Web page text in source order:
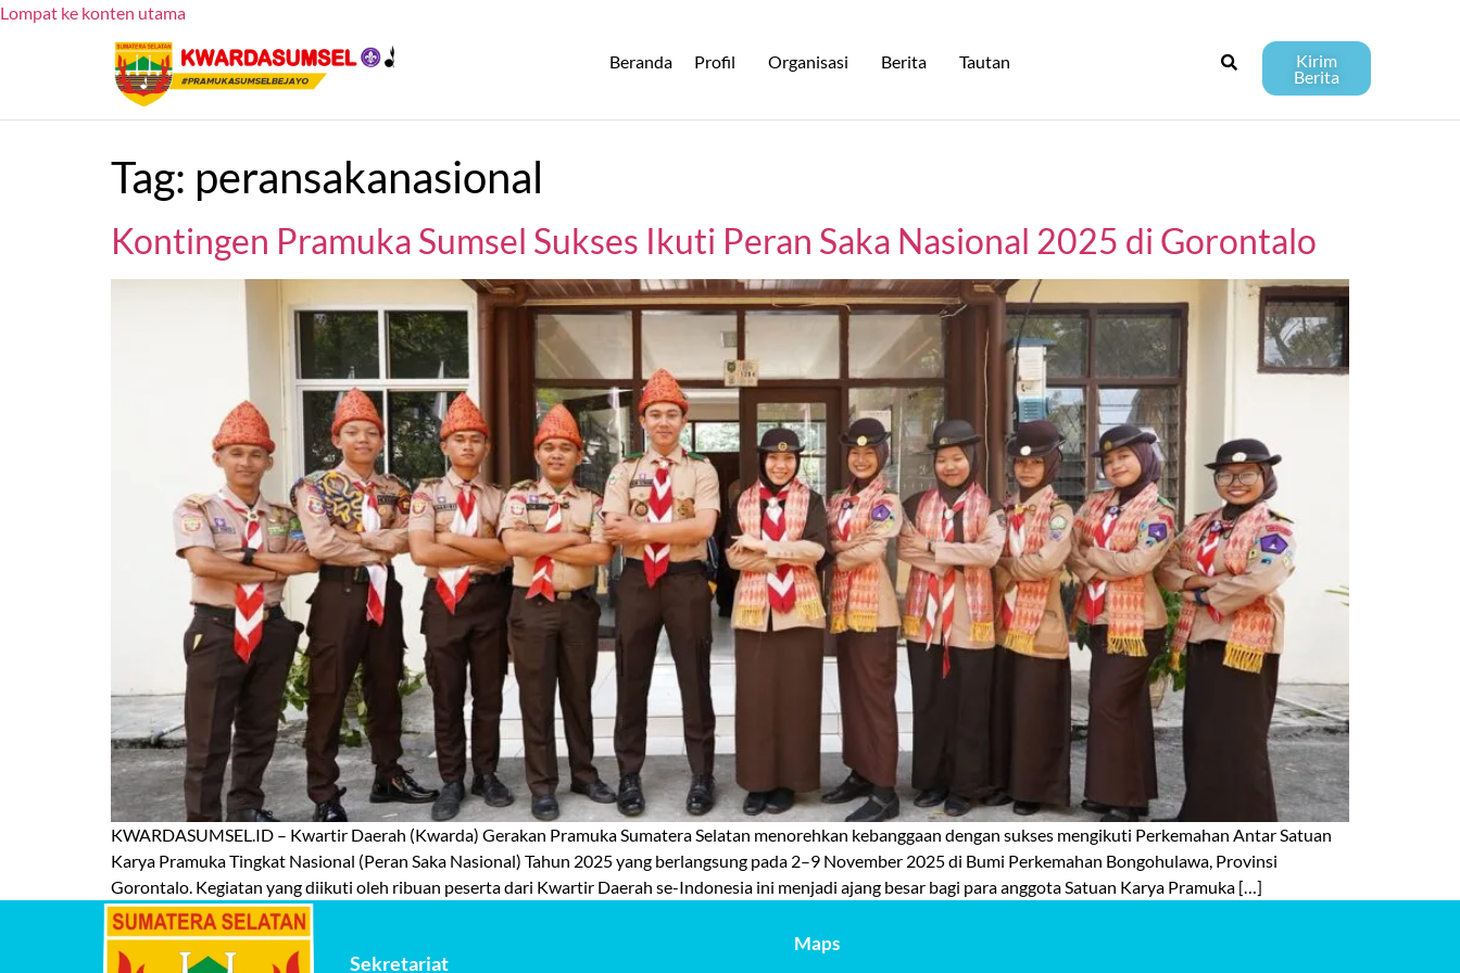
Lompat ke konten utama
Beranda Profil Organisasi Berita Tautan Kirim
Berita
Tag: peransakanasional
Kontingen Pramuka Sumsel Sukses Ikuti Peran Saka Nasional 2025 di Gorontalo
KWARDASUMSEL.ID – Kwartir Daerah (Kwarda) Gerakan Pramuka Sumatera Selatan menorehkan kebanggaan dengan sukses mengikuti Perkemahan Antar Satuan
Karya Pramuka Tingkat Nasional (Peran Saka Nasional) Tahun 2025 yang berlangsung pada 2–9 November 2025 di Bumi Perkemahan Bongohulawa, Provinsi
Gorontalo. Kegiatan yang diikuti oleh ribuan peserta dari Kwartir Daerah se-Indonesia ini menjadi ajang besar bagi para anggota Satuan Karya Pramuka […]
Sekretariat
Maps